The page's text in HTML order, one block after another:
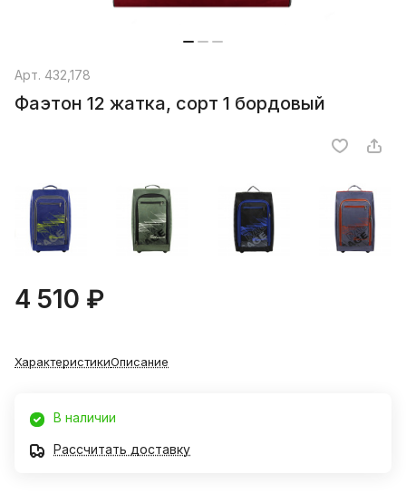
Арт. 432,178
Фаэтон 12 жатка, сорт 1 бордовый
4 510 ₽
ХарактеристикиОписание
В наличии
Рассчитать доставку